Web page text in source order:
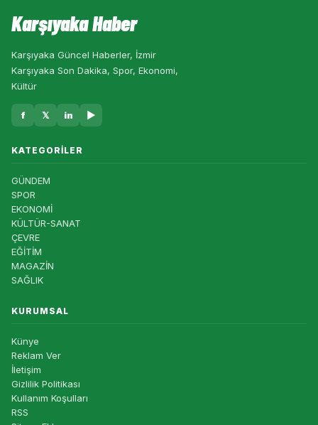
Karşıyaka Haber
Karşıyaka Güncel Haberler, İzmir
Karşıyaka Son Dakika, Spor, Ekonomi,
Kültür
f 𝕏 in ▶
KATEGORILER
GÜNDEM
SPOR
EKONOMİ
KÜLTÜR-SANAT
ÇEVRE
EĞİTİM
MAGAZİN
SAĞLIK
KURUMSAL
Künye
Reklam Ver
İletişim
Gizlilik Politikası
Kullanım Koşulları
RSS